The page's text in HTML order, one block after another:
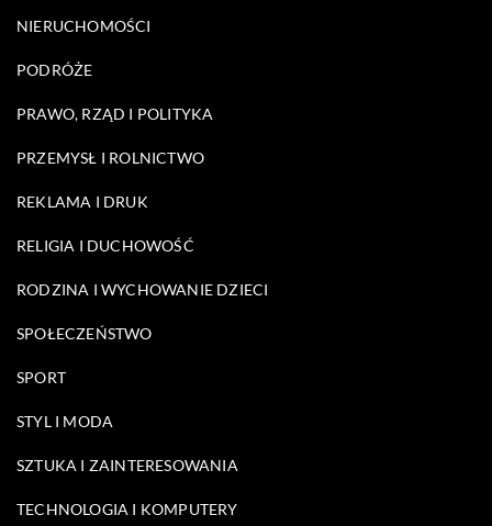
NIERUCHOMOŚCI
PODRÓŻE
PRAWO, RZĄD I POLITYKA
PRZEMYSŁ I ROLNICTWO
REKLAMA I DRUK
RELIGIA I DUCHOWOŚĆ
RODZINA I WYCHOWANIE DZIECI
SPOŁECZEŃSTWO
SPORT
STYL I MODA
SZTUKA I ZAINTERESOWANIA
TECHNOLOGIA I KOMPUTERY